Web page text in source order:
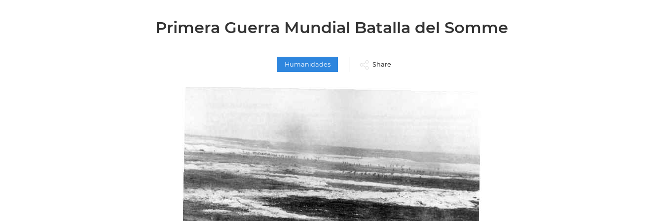
Primera Guerra Mundial Batalla del Somme
Humanidades Share